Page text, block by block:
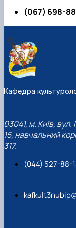
(067) 698-
Кафедра
03041, м. Київ,
15, навчальний
317.
(044) 527-88-